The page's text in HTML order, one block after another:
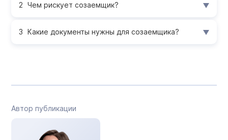
Чем рискует созаемщик?
Какие документы нужны для созаемщика?
Автор публикации